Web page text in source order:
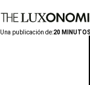
Una publicación de:20